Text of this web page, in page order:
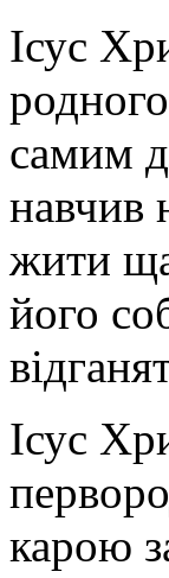
Ісус
самим
навчив
жити
його
Ісус
карою